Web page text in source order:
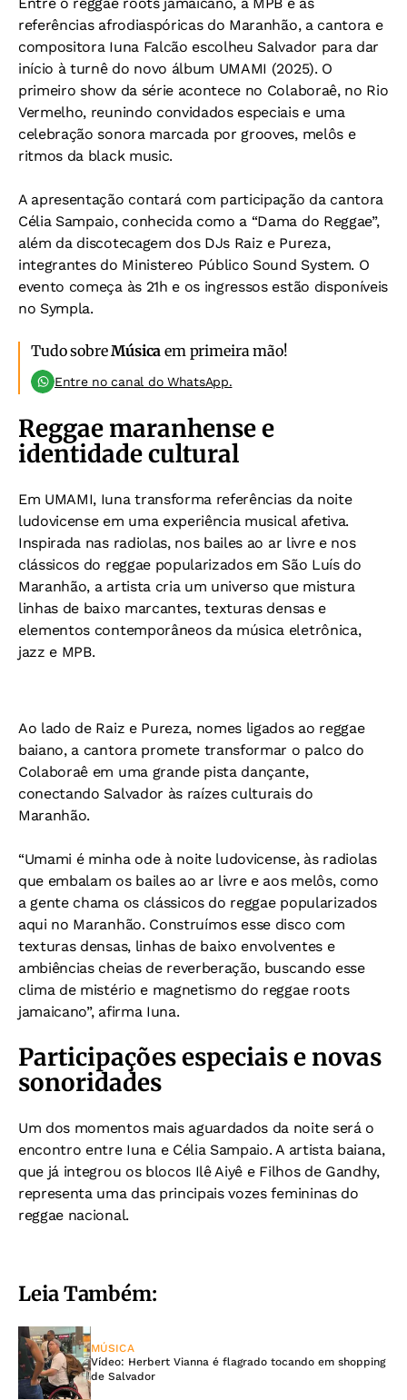
referências afrodiaspóricas do Maranhão, a cantora e
compositora Iuna Falcão escolheu Salvador para dar
início à turnê do novo álbum UMAMI (2025). O
primeiro show da série acontece no Colaboraê, no Rio
Vermelho, reunindo convidados especiais e uma
celebração sonora marcada por grooves, melôs e
ritmos da black music.
A apresentação contará com participação da cantora
Célia Sampaio, conhecida como a “Dama do Reggae”,
além da discotecagem dos DJs Raiz e Pureza,
integrantes do Ministereo Público Sound System. O
evento começa às 21h e os ingressos estão disponíveis
no Sympla.
Tudo sobreMúsica em primeira mão!
Entre no canal do WhatsApp.
Reggae maranhense e
identidade cultural
Em UMAMI, Iuna transforma referências da noite
ludovicense em uma experiência musical afetiva.
Inspirada nas radiolas, nos bailes ao ar livre e nos
clássicos do reggae popularizados em São Luís do
Maranhão, a artista cria um universo que mistura
linhas de baixo marcantes, texturas densas e
elementos contemporâneos da música eletrônica,
jazz e MPB.
Ao lado de Raiz e Pureza, nomes ligados ao reggae
baiano, a cantora promete transformar o palco do
Colaboraê em uma grande pista dançante,
conectando Salvador às raízes culturais do
Maranhão.
“Umami é minha ode à noite ludovicense, às radiolas
que embalam os bailes ao ar livre e aos melôs, como
a gente chama os clássicos do reggae popularizados
aqui no Maranhão. Construímos esse disco com
texturas densas, linhas de baixo envolventes e
ambiências cheias de reverberação, buscando esse
clima de mistério e magnetismo do reggae roots
jamaicano”, afirma Iuna.
Participações especiais e novas
sonoridades
Um dos momentos mais aguardados da noite será o
encontro entre Iuna e Célia Sampaio. A artista baiana,
que já integrou os blocos Ilê Aiyê e Filhos de Gandhy,
representa uma das principais vozes femininas do
reggae nacional.
Leia Também:
MÚSICA
Vídeo: Herbert Vianna é flagrado tocando em shopping
de Salvador